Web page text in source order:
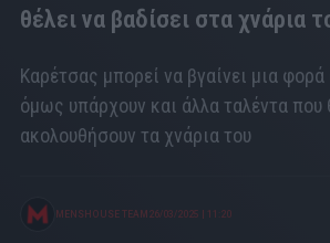
θέλει να βαδίσει στα χνάρια
Καρέτσας μπορεί να βγαίνει μια
όμως υπάρχουν και άλλα ταλέντα που
ακολουθήσουν τα χνάρια του
MENSHOUSE TEAM 26/03/2025 11:20